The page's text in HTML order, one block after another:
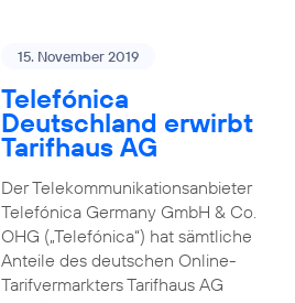
15. November 2019
Telefónica
Deutschland erwirbt
Tarifhaus AG
Der Telekommunikationsanbieter
Telefónica Germany GmbH & Co.
OHG („Telefónica“) hat sämtliche
Anteile des deutschen Online-
Tarifvermarkters Tarifhaus AG